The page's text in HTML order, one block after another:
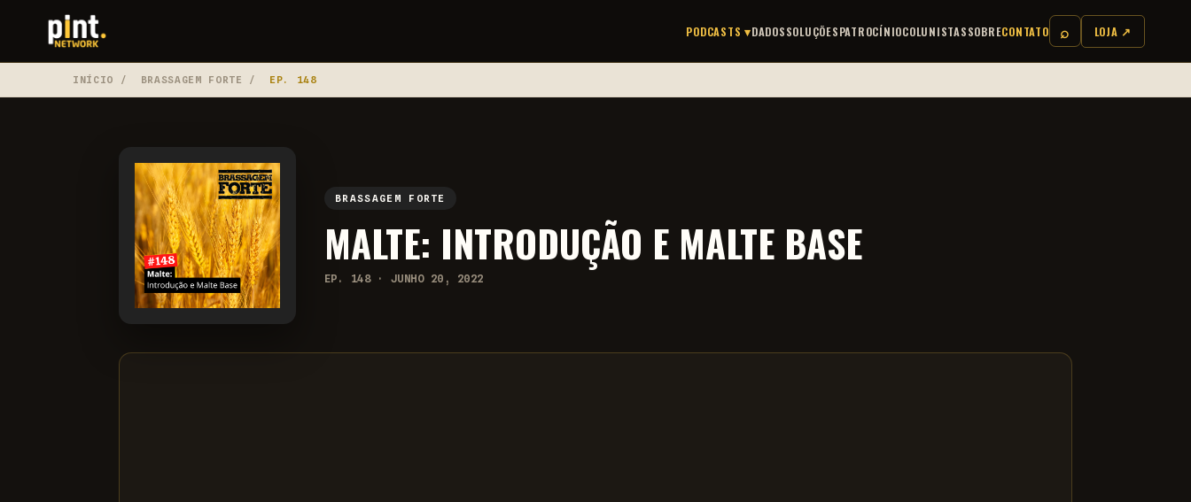
PODCASTS ▾DADOSSOLUÇÕESPATROCÍNIOCOLUNISTASSOBRECONTATO ⌕ LOJA ↗
INÍCIO / BRASSAGEM FORTE / EP. 148
BRASSAGEM FORTE
MALTE: INTRODUÇÃO E MALTE BASE
EP. 148 · JUNHO 20, 2022